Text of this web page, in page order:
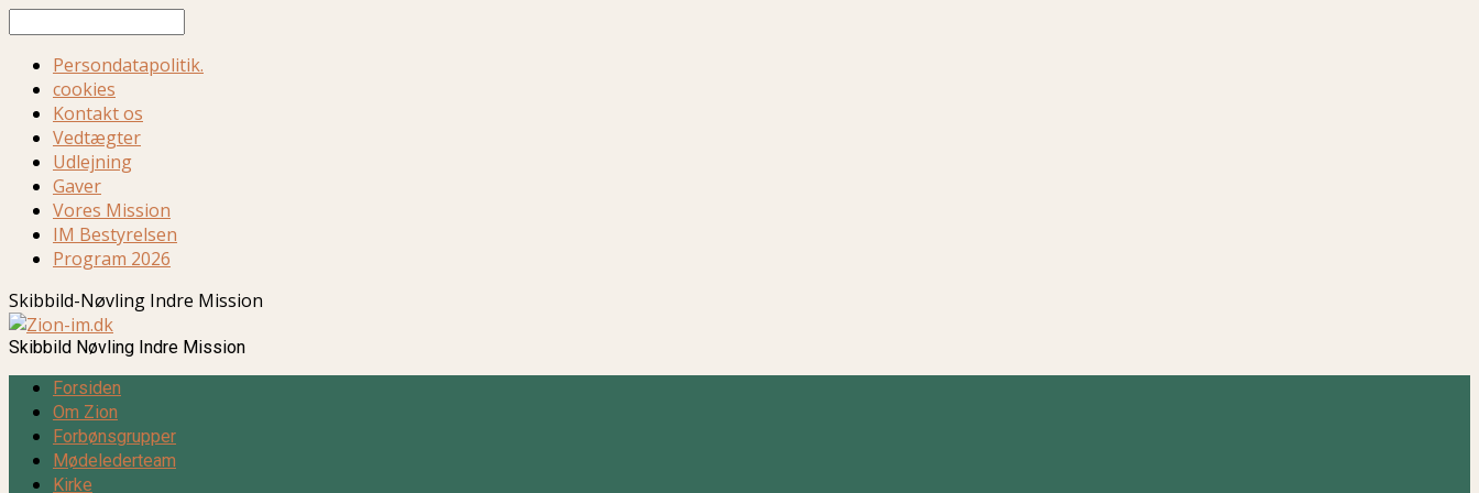
Persondatapolitik.
cookies
Kontakt os
Vedtægter
Udlejning
Gaver
Vores Mission
IM Bestyrelsen
Program 2026
Skibbild-Nøvling Indre Mission
Skibbild Nøvling Indre Mission
Forsiden
Om Zion
Forbønsgrupper
Mødelederteam
Kirke